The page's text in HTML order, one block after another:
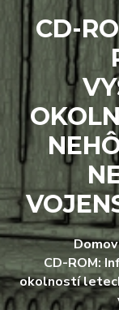
CD-
Domov
CD-ROM:
okolností